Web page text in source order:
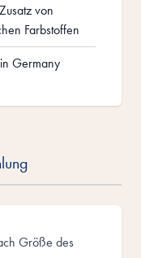
von
Farbstoffen
Germany
Größe des